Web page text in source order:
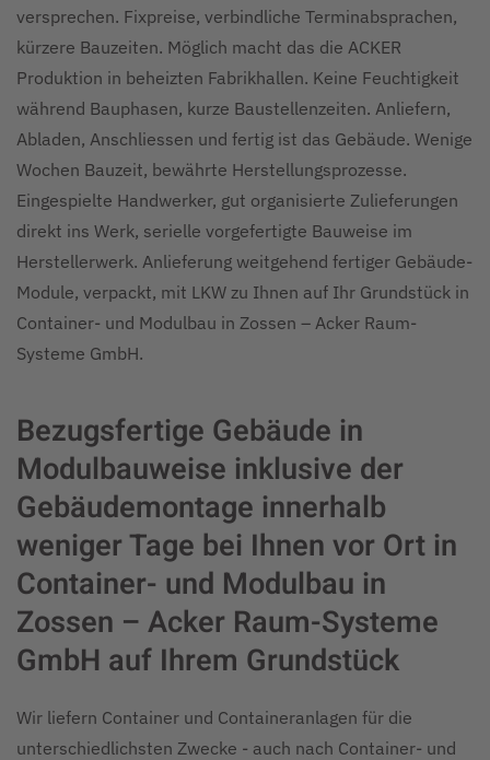
versprechen. Fixpreise, verbindliche Terminabsprachen,
kürzere Bauzeiten. Möglich macht das die ACKER
Produktion in beheizten Fabrikhallen. Keine Feuchtigkeit
während Bauphasen, kurze Baustellenzeiten. Anliefern,
Abladen, Anschliessen und fertig ist das Gebäude. Wenige
Wochen Bauzeit, bewährte Herstellungsprozesse.
Eingespielte Handwerker, gut organisierte Zulieferungen
direkt ins Werk, serielle vorgefertigte Bauweise im
Herstellerwerk. Anlieferung weitgehend fertiger Gebäude-
Module, verpackt, mit LKW zu Ihnen auf Ihr Grundstück in
Container- und Modulbau in Zossen – Acker Raum-
Systeme GmbH.
Bezugsfertige Gebäude in
Modulbauweise inklusive der
Gebäudemontage innerhalb
weniger Tage bei Ihnen vor Ort in
Container- und Modulbau in
Zossen – Acker Raum-Systeme
GmbH auf Ihrem Grundstück
Wir liefern Container und Containeranlagen für die
unterschiedlichsten Zwecke - auch nach Container- und